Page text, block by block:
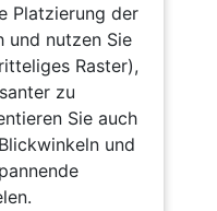
Platzierung der
und nutzen Sie
Raster),
zu
Sie auch
und